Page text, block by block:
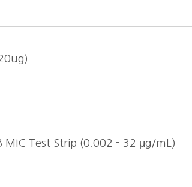
MIC Test Strip (0.002 - 32 μg/mL)